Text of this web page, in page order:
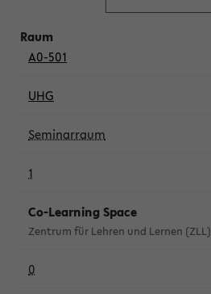
A0-501
UHG
Seminarraum
1
Co-Learning Space
Zentrum für Lehren und Lernen (ZLL)
0